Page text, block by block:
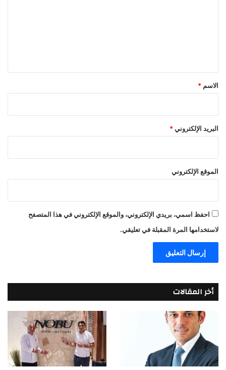
*
الاسم *
البريد الإلكتروني *
الموقع الإلكتروني
احفظ اسمي، بريدي الإلكتروني، والموقع الإلكتروني في هذا المتصفح
لاستخدامها المرة المقبلة في تعليقي.
أخر المقالات